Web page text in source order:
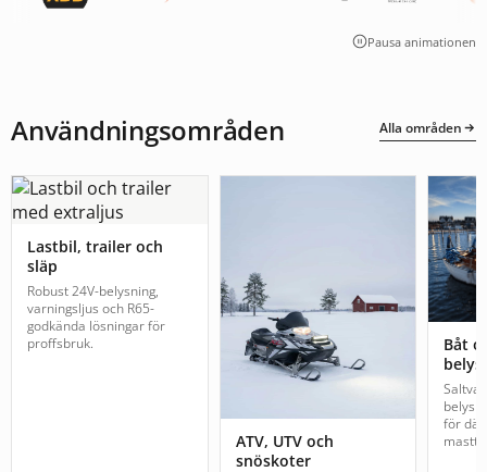
Pausa animationen
Användningsområden Alla områden
Lastbil, trailer och
släp
Robust 24V-belysning,
varningsljus och R65-
godkända lösningar för
proffsbruk.
ATV, UTV och
snöskoter
Båt
för